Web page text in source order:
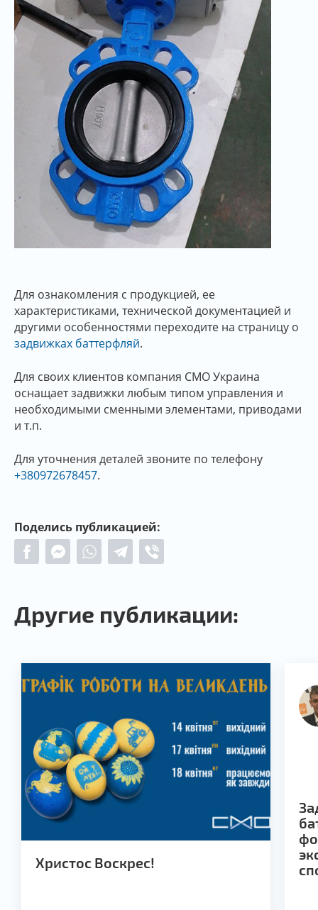
Для ознакомления с продукцией, ее
характеристиками, технической документацией и
другими особенностями переходите на страницу о
задвижках баттерфляй.
Для своих клиентов компания СМО Украина
оснащает задвижки любым типом управления и
необходимыми сменными элементами, приводами
и т.п.
Для уточнения деталей звоните по телефону
+380972678457.
Поделись публикацией:
Другие публикации:
Христос Воскрес!